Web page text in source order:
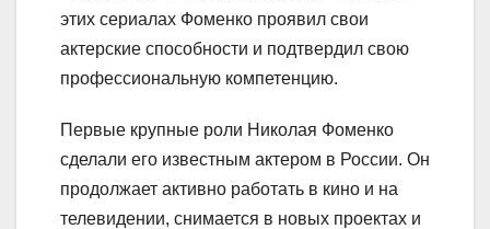
этих сериалах Фоменко проявил свои
актерские способности и подтвердил свою
профессиональную компетенцию.
Первые крупные роли Николая Фоменко
сделали его известным актером в России. Он
продолжает активно работать в кино и на
телевидении, снимается в новых проектах и